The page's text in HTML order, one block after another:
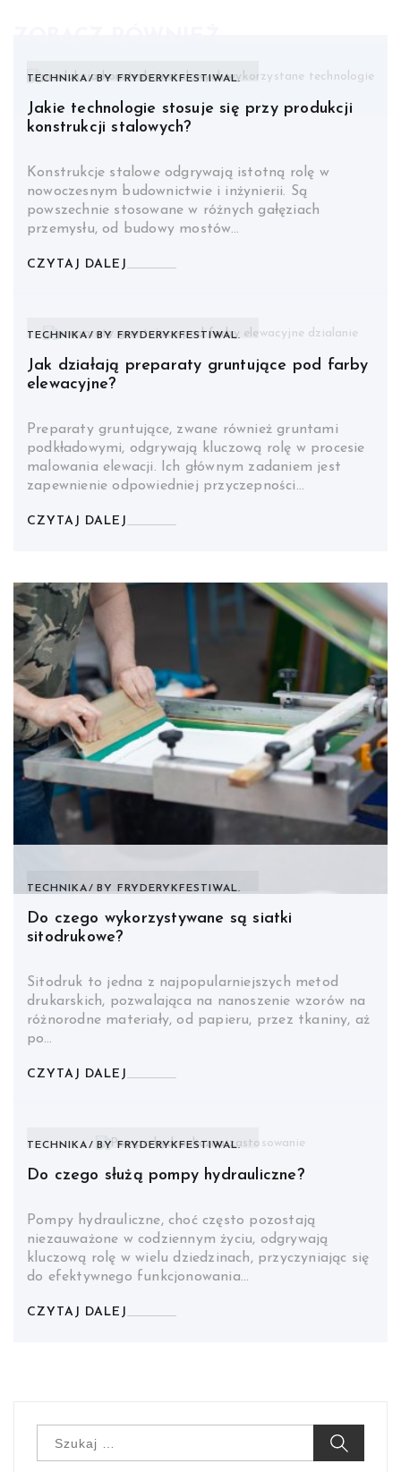
TECHNIKA BYFRYDERYKFESTIWAL.
Jakie technologie stosuje się przy produkcji
konstrukcji stalowych?
Konstrukcje stalowe odgrywają istotną rolę w
nowoczesnym budownictwie i inżynierii. Są
powszechnie stosowane w różnych gałęziach
przemysłu, od budowy mostów…
CZYTAJ DALEJ
TECHNIKA BY FRYDERYKFESTIWAL.
Jak działają preparaty gruntujące pod farby
elewacyjne?
Preparaty gruntujące, zwane również gruntami
podkładowymi, odgrywają kluczową rolę w procesie
malowania elewacji. Ich głównym zadaniem jest
zapewnienie odpowiedniej przyczepności…
CZYTAJ DALEJ
TECHNIKA BY FRYDERYKFESTIWAL.
Do czego wykorzystywane są siatki
sitodrukowe?
Sitodruk to jedna z najpopularniejszych metod
drukarskich, pozwalająca na nanoszenie wzorów na
różnorodne materiały, od papieru, przez tkaniny, aż
po…
CZYTAJ DALEJ
TECHNIKA BYFRYDERYKFESTIWAL.
Do czego służą pompy hydrauliczne?
Pompy hydrauliczne, choć często pozostają
niezauważone w codziennym życiu, odgrywają
kluczową rolę w wielu dziedzinach, przyczyniając się
do efektywnego funkcjonowania…
CZYTAJ DALEJ